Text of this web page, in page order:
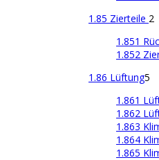
1.85 Zierteile 2
1.851
1.852
1.86 Lüftung5
1.861
1.862
1.863
1.864
1.865